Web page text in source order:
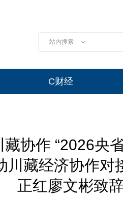
站内搜索
C财经
协作 “2026央
川藏经济协作对
正红廖文彬致辞